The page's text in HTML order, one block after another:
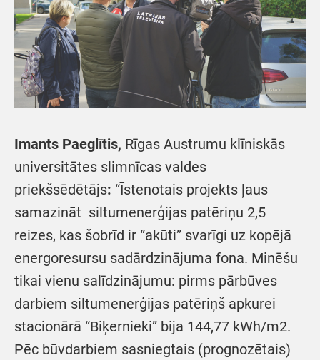
Imants Paeglītis, Rīgas Austrumu klīniskās
universitātes slimnīcas valdes
priekšsēdētājs: “Īstenotais projekts ļaus
samazināt siltumenerģijas patēriņu 2,5
reizes, kas šobrīd ir “akūti” svarīgi uz kopējā
energoresursu sadārdzinājuma fona. Minēšu
tikai vienu salīdzinājumu: pirms pārbūves
darbiem siltumenerģijas patēriņš apkurei
stacionārā “Biķernieki” bija 144,77 kWh/m2.
Pēc būvdarbiem sasniegtais (prognozētais)